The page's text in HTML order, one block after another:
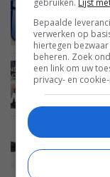
MOBILE
Intel
laptops
MOBILE
LG
64-bit-
Bepaalde
verwerken op
hiertegen
beheren. Zoek
een link om uw
privacy- en